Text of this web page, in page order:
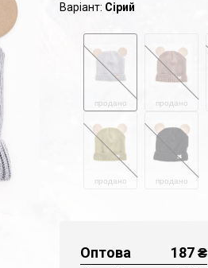
Варіант: Сірий
продано продано
продано продано
Оптова 187₴